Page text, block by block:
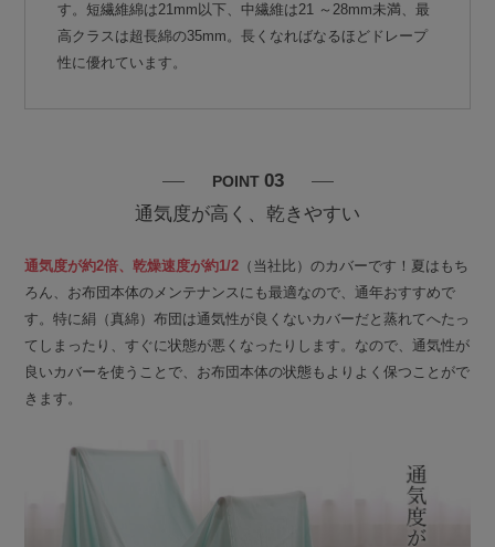
す。短繊維綿は21mm以下、中繊維は21 ～28mm未満、最
高クラスは超長綿の35mm。長くなればなるほどドレープ
性に優れています。
POINT 03
通気度が高く、乾きやすい
通気度が約2倍、乾燥速度が約1/2 （当社比）のカバーです！夏はもち
ろん、お布団本体のメンテナンスにも最適なので、通年おすすめで
す。特に絹（真綿）布団は通気性が良くないカバーだと蒸れてへたっ
てしまったり、すぐに状態が悪くなったりします。なので、通気性が
良いカバーを使うことで、お布団本体の状態もよりよく保つことがで
きます。